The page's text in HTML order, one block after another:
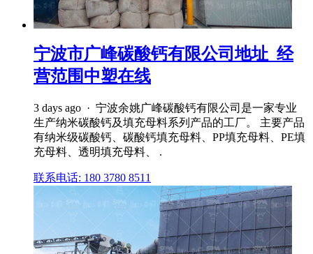
宁波市广峰碳酸钙有限公司地址_经
营范围中塑在线
3 days ago · 宁波余姚广峰碳酸钙有限公司是一家专业
生产纳米碳酸钙及填充母料系列产品的工厂。 主要产品
有纳米级碳酸钙、碳酸钙填充母料、PP填充母料、PE填
充母料、透明填充母料、 .
联系电话: 180 3780 8511